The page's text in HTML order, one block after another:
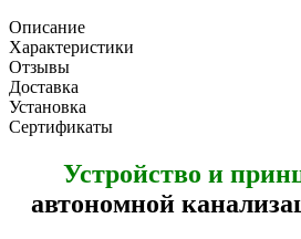
Описание
Характеристики
Отзывы
Доставка
Установка
Сертификаты
Устройство и
автономной